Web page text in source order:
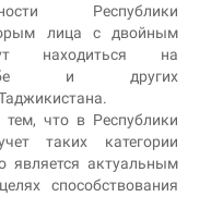
Республики
лица с двойным
находиться на
и других
тем, что в Республики
таких категории
является актуальным
способствования